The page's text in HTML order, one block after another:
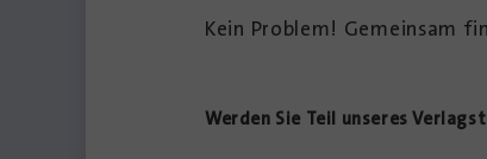
Kein Problem! Gemeinsam
Werden Sie Teil unseres